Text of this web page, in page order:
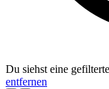
Du siehst eine
entfernen